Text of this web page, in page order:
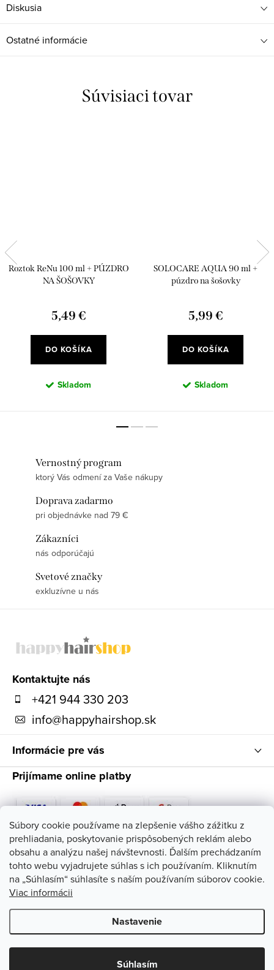
Súbory cookie používame na zlepšenie vášho zážitku z
prehliadania, poskytovanie prispôsobených reklám alebo
obsahu a analýzu našej návštevnosti. Ďalším prechádzaním
tohto webu vyjadrujete súhlas s ich používaním. Kliknutím
na „Súhlasím“ súhlasíte s naším používaním súborov cookie.
Viac informácii
Nastavenie
Súhlasím
Diskusia
Ostatné informácie
Súvisiaci tovar
Roztok ReNu 100 ml + PÚZDRO
NA ŠOŠOVKY
5,49 €
DO KOŠÍKA
Skladom
SOLOCARE AQUA 90 ml +
púzdro na šošovky
5,99 €
DO KOŠÍKA
Skladom
Vernostný program
ktorý Vás odmení za Vaše nákupy
Doprava zadarmo
pri objednávke nad 79 €
Zákazníci
nás odporúčajú
Svetové značky
exkluzívne u nás
Kontaktujte nás
+421 944 330 203
info@happyhairshop.sk
Informácie pre vás
Prijímame online platby
Sledujte nás
Copyright 2026HappyHairShop. Všetky práva vyhradené.Upraviť
nastavenie cookies